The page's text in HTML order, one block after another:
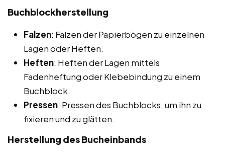
Buchblockherstellung
Falzen: Falzen der Papierbögen zu einzelnen
Lagen oder Heften.
Heften: Heften der Lagen mittels
Fadenheftung oder Klebebindung zu einem
Buchblock.
Pressen: Pressen des Buchblocks, um ihn zu
fixieren und zu glätten.
Herstellung des Bucheinbands